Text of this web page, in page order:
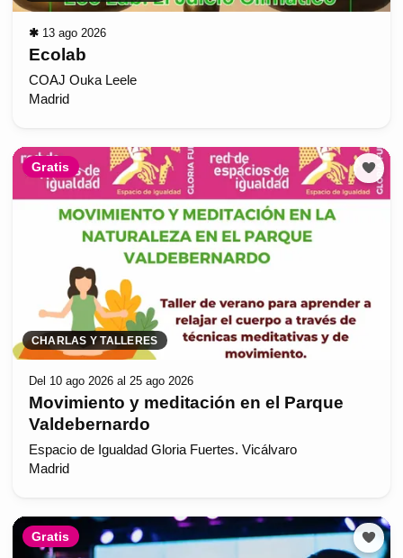
✱ 13 ago 2026
Ecolab
COAJ Ouka Leele
Madrid
Gratis
CHARLAS Y TALLERES
Del 10 ago 2026 al 25 ago 2026
Movimiento y meditación en el Parque
Valdebernardo
Espacio de Igualdad Gloria Fuertes. Vicálvaro
Madrid
Gratis